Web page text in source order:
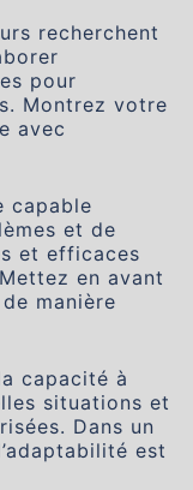
recherchent
pour
Montrez votre
avec
capable
et de
et efficaces
en avant
manière
capacité à
situations et
Dans un
est